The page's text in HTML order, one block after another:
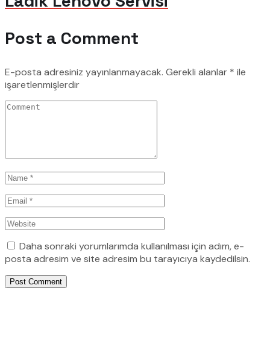
Post a Comment
E-posta adresiniz yayınlanmayacak. Gerekli alanlar * ile
işaretlenmişlerdir
Daha sonraki yorumlarımda kullanılması için adım, e-
posta adresim ve site adresim bu tarayıcıya kaydedilsin.
Post Comment